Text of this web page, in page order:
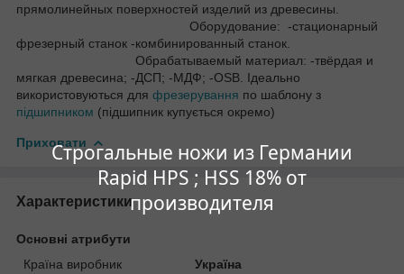
Строгальные ножи из Германии
Rapid HPS ; HSS 18% от
производителя
прямолинейных поверхностей изделий из древесины.
Оборудование: -стационарный
фрезерный станок -комбинированный станок.
Обрабатываемый материал: -твёрдая и
мягкая древесина; -ДСП; -МДФ; -OSB. Ідеально
використовуються для фрезерування по шаблону з
підшипником (підшипник купується окремо)
Приховати
Характеристики
Основні атрибути
Країна виробник
Україна